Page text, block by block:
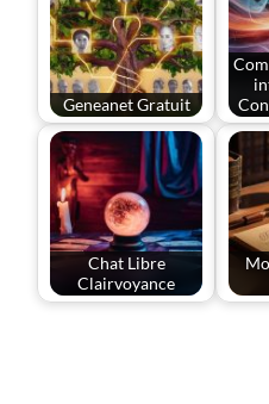
Geneanet Gratuit
Chat Libre
Clairvoyance